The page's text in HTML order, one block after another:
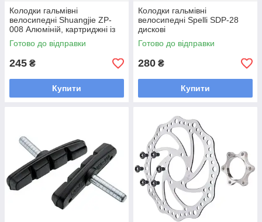
Колодки гальмівні
велосипедні Shuangjie ZP-
008 Алюміній, картриджні із
запаскою
Готово до відправки
245 ₴
Купити
Колодки гальмівні
велосипедні Spelli SDP-28
дискові
Готово до відправки
280 ₴
Купити